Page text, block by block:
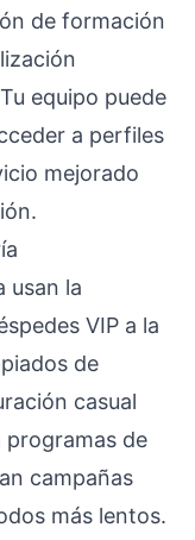
de formación
equipo puede
a perfiles
mejorado
usan la
VIP a la
de
casual
programas de
campañas
más lentos.